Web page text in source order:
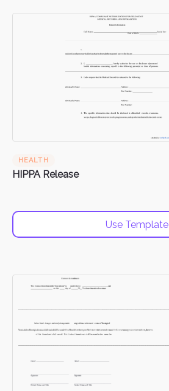
HEALTH
HIPPA Release
Use Template